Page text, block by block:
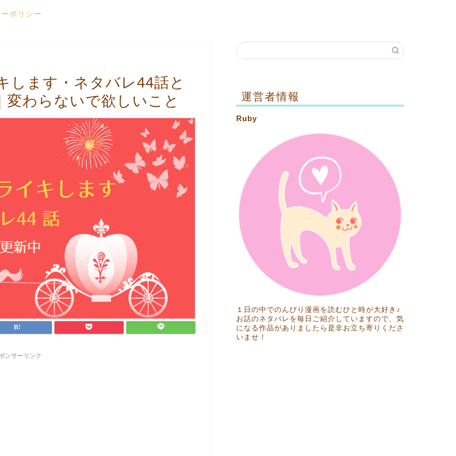
ポリシー
します・ネタバレ44話と
変わらないで欲しいこと
ンサーリンク
運営者情報
Ruby
１日の中でのんびり漫画を読むひと時が大好き♪
お話のネタバレを毎日ご紹介していますので、気
になる作品がありましたら是非お立ち寄りくださ
いませ！